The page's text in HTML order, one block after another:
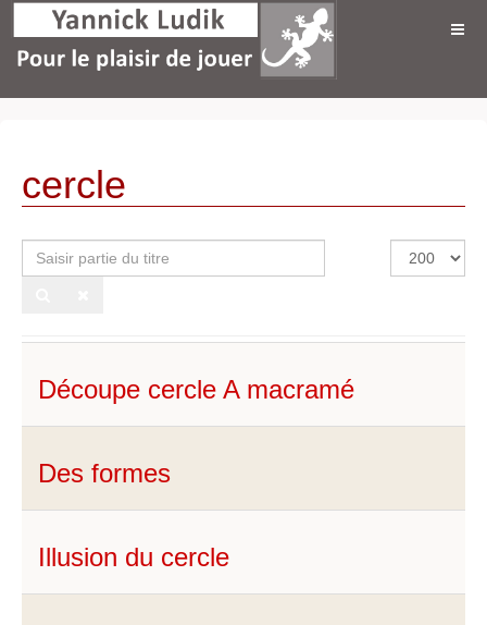
cercle
Saisir
Afficher
Découpe cercle A macramé
Des formes
Illusion du cercle